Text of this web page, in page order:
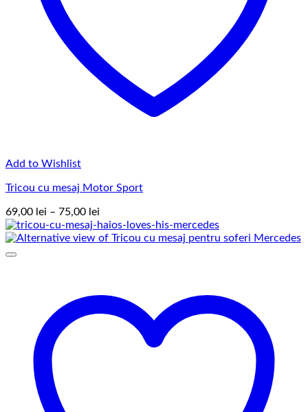
Add to Wishlist
Tricou cu mesaj Motor Sport
69,00 lei – 75,00 lei
de
prețuri: